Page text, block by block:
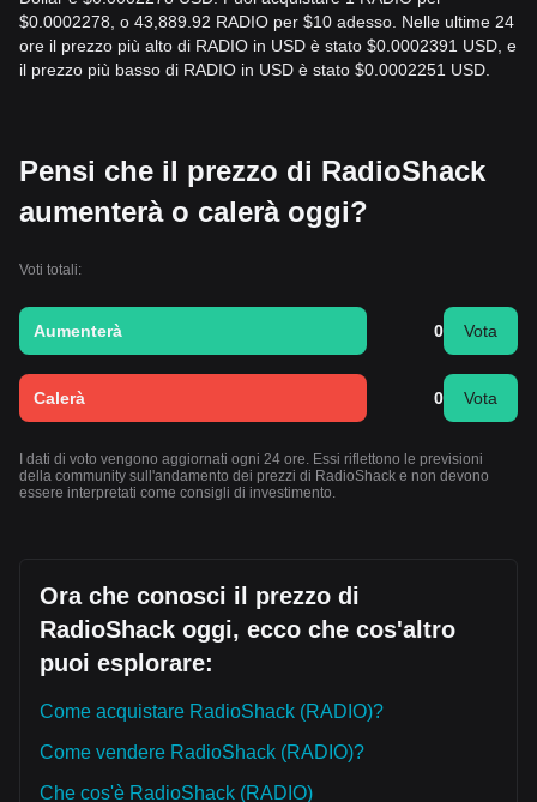
$0.0002278, o 43,889.92 RADIO per $10 adesso. Nelle ultime 24
ore il prezzo più alto di RADIO in USD è stato $0.0002391 USD, e
il prezzo più basso di RADIO in USD è stato $0.0002251 USD.
Pensi che il prezzo di RadioShack
aumenterà o calerà oggi?
Voti totali:
Aumenterà 0 Vota
Calerà 0 Vota
I dati di voto vengono aggiornati ogni 24 ore. Essi riflettono le previsioni
della community sull'andamento dei prezzi di RadioShack e non devono
essere interpretati come consigli di investimento.
Ora che conosci il prezzo di
RadioShack oggi, ecco che cos'altro
puoi esplorare:
Come acquistare RadioShack (RADIO)?
Come vendere RadioShack (RADIO)?
Che cos'è RadioShack (RADIO)